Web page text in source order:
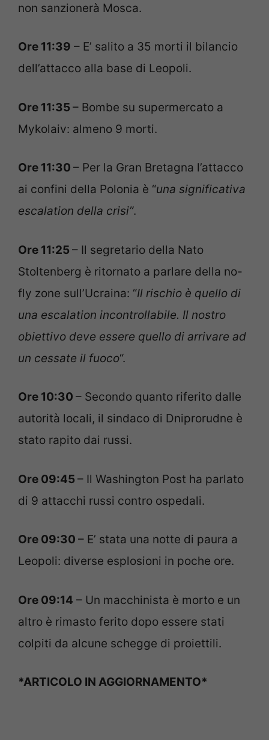
non sanzionerà Mosca.
Ore 11:39 – E’ salito a 35 morti il bilancio
dell’attacco alla base di Leopoli.
Ore 11:35– Bombe su supermercato a
Mykolaiv: almeno 9 morti.
Ore 11:30 – Per la Gran Bretagna l’attacco
ai confini della Polonia è “una significativa
escalation della crisi”.
Ore 11:25– Il segretario della Nato
Stoltenberg è ritornato a parlare della no-
fly zone sull’Ucraina: “Il rischio è quello di
una escalation incontrollabile. Il nostro
obiettivo deve essere quello di arrivare ad
un cessate il fuoco“.
Ore 10:30 – Secondo quanto riferito dalle
autorità locali, il sindaco di Dniprorudne è
stato rapito dai russi.
Ore 09:45– Il Washington Post ha parlato
di 9 attacchi russi contro ospedali.
Ore 09:30 – E’ stata una notte di paura a
Leopoli: diverse esplosioni in poche ore.
Ore 09:14 – Un macchinista è morto e un
altro è rimasto ferito dopo essere stati
colpiti da alcune schegge di proiettili.
*ARTICOLO IN AGGIORNAMENTO*